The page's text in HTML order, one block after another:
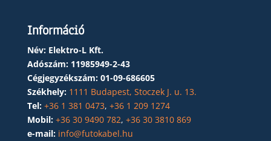
Információ
Név: Elektro-L Kft.
Adószám: 11985949-2-43
Cégjegyzékszám: 01-09-686605
Székhely: 1111 Budapest, Stoczek J. u. 13.
Tel: +36 1 381 0473, +36 1 209 1274
Mobil: +36 30 9490 782, +36 30 3810 869
e-mail: info@futokabel.hu